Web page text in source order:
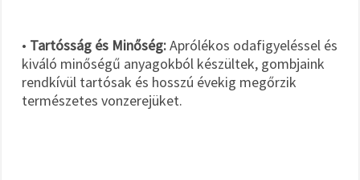
• Tartósság és Minőség:Aprólékos odafigyeléssel és
kiváló minőségű anyagokból készültek, gombjaink
rendkívül tartósak és hosszú évekig megőrzik
természetes vonzerejüket.